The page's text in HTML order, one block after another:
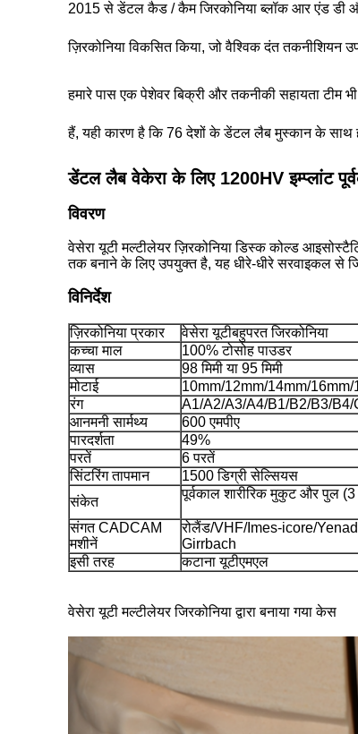
2015 से डेंटल कैड / कैम जिरकोनिया ब्लॉक आर एंड डी
ज़िरकोनिया विकसित किया, जो वैश्विक दंत तकनीशियन
हमारे पास एक पेशेवर बिक्री और तकनीकी सहायता टीम
हैं, यही कारण है कि 76 देशों के डेंटल लैब मुस्कान के साथ
डेंटल लैब वेकेरा के लिए 1200HV इम्प्लांट
विवरण
वेसेरा यूटी मल्टीलेयर ज़िरकोनिया डिस्क कोल्ड
तक बनाने के लिए उपयुक्त है, यह धीरे-धीरे सरवाइकल से
विनिर्देश
ज़िरकोनिया प्रकार वेसेरा यूटीबहुपरत जिरकोनिया
कच्चा माल
100% टोसोह पाउडर
व्यास
98 मिमी या 95 मिमी
मोटाई
10mm/12mm/14mm/
रंग
A1/A2/A3/A4/B1/B2/B3/
आनमनी सार्मथ्य
600 एमपीए
पारदर्शता
49%
परतें
6 परतें
सिंटरिंग तापमान
1500 डिग्री सेल्सियस
संकेत
पूर्वकाल शारीरिक मुकुट और पुल
संगत CADCAM
मशीनें
रोलैंड/VHF/Imes-icore/
Girrbach
इसी तरह
कटाना यूटीएमएल
वेसेरा यूटी मल्टीलेयर जिरकोनिया द्वारा बनाया गया केस